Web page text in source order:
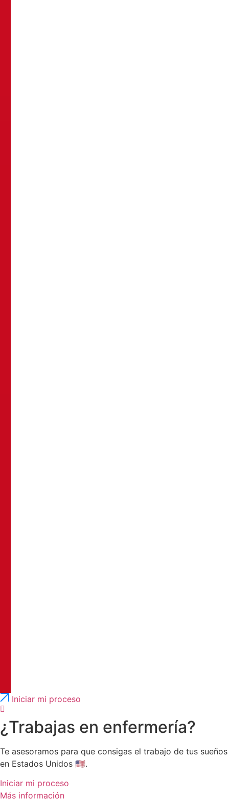
Iniciar mi proceso
¿Trabajas en enfermería?
Te asesoramos para que consigas el trabajo de tus sueños
en Estados Unidos 🇺🇸.
Iniciar mi proceso
Más información